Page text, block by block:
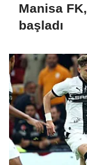
Manisa
başladı